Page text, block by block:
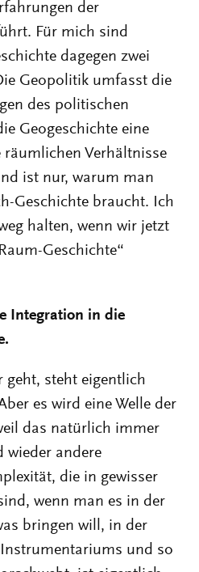
der
Für mich sind
dagegen zwei
Geopolitik umfasst die
des politischen
Geogeschichte eine
räumlichen Verhältnisse
ist nur, warum man
Geschichte braucht. Ich
halten, wenn wir jetzt
Geschichte“
Integration in die
geht, steht eigentlich
es wird eine Welle der
das natürlich immer
wieder andere
die in gewisser
wenn man es in der
bringen will, in der
und so